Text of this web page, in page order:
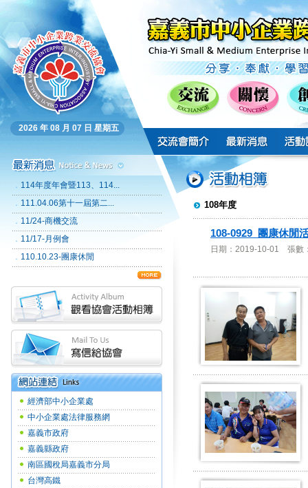
2026 年 08 月 07 日 星期五
． 114年度年會暨113、114...
． 111.04.06第十一屆第二...
． 11/24-商機交流
． 11/17-月例會
． 110.10.23-團康休閒
經濟部中小企業處
中小企業處法律服務網
嘉義市政府
嘉義縣政府
南區國稅局嘉義市分局
台灣高鐵
108年度
108-0929_團康休閒
日期：2019-10-01 張